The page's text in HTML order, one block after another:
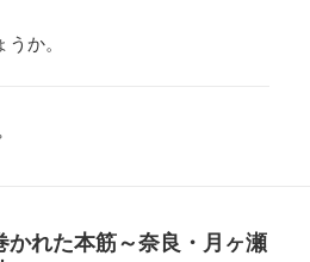
か。
かれた本筋～奈良・月ヶ瀬